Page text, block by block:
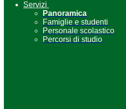
Servizi
Panoramica
Famiglie e studenti
Personale scolastico
Percorsi di studio